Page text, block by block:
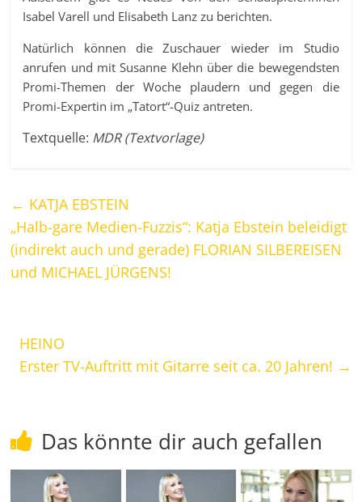
Isabel Varell und Elisabeth Lanz zu berichten.
Natürlich können die Zuschauer wieder im Studio
anrufen und mit Susanne Klehn über die bewegendsten
Promi-Themen der Woche plaudern und gegen die
Promi-Expertin im „Tatort“-Quiz antreten.
Textquelle: MDR (Textvorlage)
← KATJA EBSTEIN
„Halb-gare Medien-Fuzzis“: Katja Ebstein beleidigt
(indirekt auch und gerade) FLORIAN SILBEREISEN
und MICHAEL JÜRGENS!
HEINO
Erster TV-Auftritt mit Gitarre seit ca. 20 Jahren! →
Das könnte dir auch gefallen